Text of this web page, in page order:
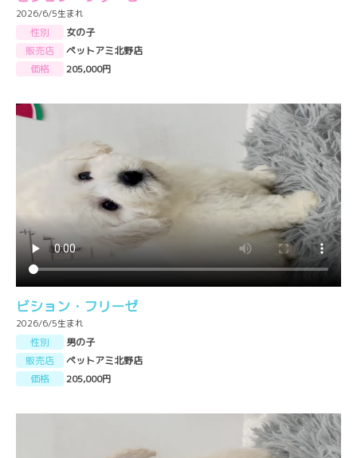
2026/6/5生まれ
性別
女の子
販売店
ペットアミ北野店
価格
205,000円
ビション・フリーゼ
2026/6/5生まれ
性別
男の子
販売店
ペットアミ北野店
価格
205,000円